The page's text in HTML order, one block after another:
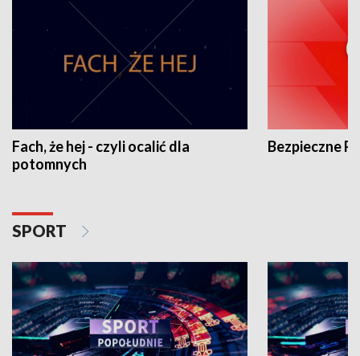
Fach, że hej - czyli ocalić dla
potomnych
Bezpieczne
SPORT